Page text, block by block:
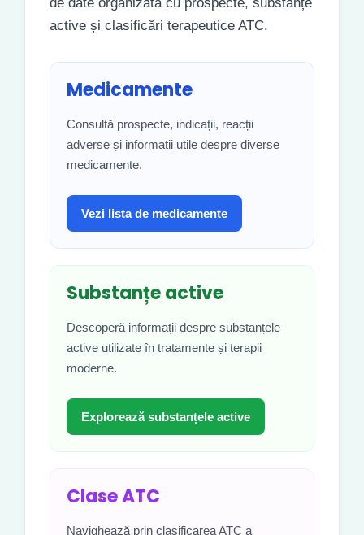
active și clasificări terapeutice ATC.
Medicamente
Consultă prospecte, indicații, reacții
adverse și informații utile despre diverse
medicamente.
Vezi lista de medicamente
Substanțe active
Descoperă informații despre substanțele
active utilizate în tratamente și terapii
moderne.
Explorează substanțele active
Clase ATC
Navighează prin clasificarea ATC a